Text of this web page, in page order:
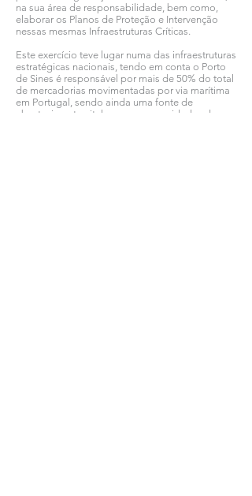
na sua área de responsabilidade, bem como,
elaborar os Planos de Proteção e Intervenção
nessas mesmas Infraestruturas Críticas.
Este exercício teve lugar numa das infraestruturas
estratégicas nacionais, tendo em conta o Porto
de Sines é responsável por mais de 50% do total
de mercadorias movimentadas por via marítima
em Portugal, sendo ainda uma fonte de
abastecimento vital para as necessidades do